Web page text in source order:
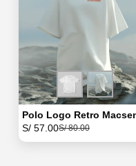
Polo Logo Retro
S/80.00
S/57.00